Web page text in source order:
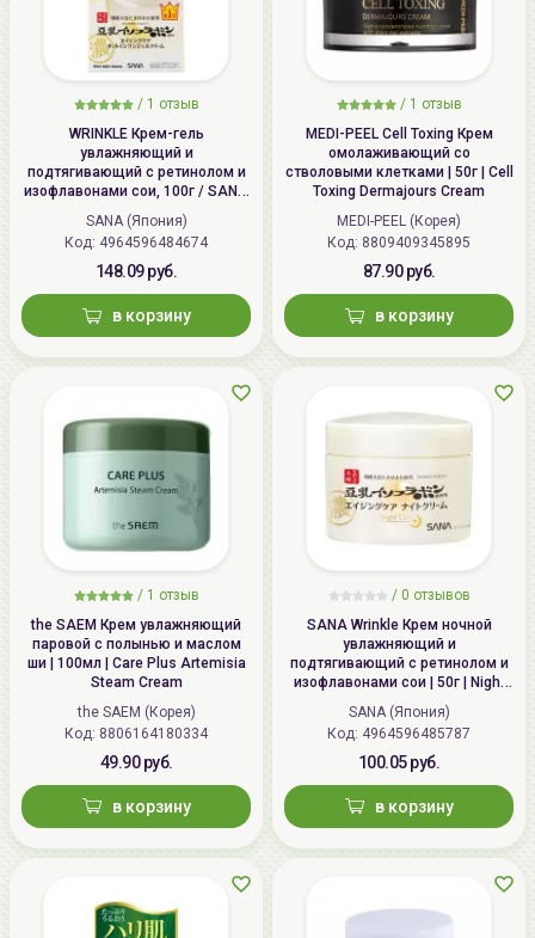
/ 1 отзыв
WRINKLE Крем-гель
увлажняющий и
подтягивающий с ретинолом и
изофлавонами сои, 100г / SANA
WRINKLE Gel Cream
SANA (Япония)
Код: 4964596484674
148.09 руб.
в корзину
/ 1 отзыв
MEDI-PEEL Cell Toxing Крем
омолаживающий со
стволовыми клетками | 50г | Cell
Toxing Dermajours Cream
MEDI-PEEL (Корея)
Код: 8809409345895
87.90 руб.
в корзину
/ 1 отзыв
the SAEM Крем увлажняющий
паровой с полынью и маслом
ши | 100мл | Care Plus Artemisia
Steam Cream
the SAEM (Корея)
Код: 8806164180334
49.90 руб.
в корзину
/ 0 отзывов
SANA Wrinkle Крем ночной
увлажняющий и
подтягивающий с ретинолом и
изофлавонами сои | 50г | Night
Wrinkle Cream
SANA (Япония)
Код: 4964596485787
100.05 руб.
в корзину